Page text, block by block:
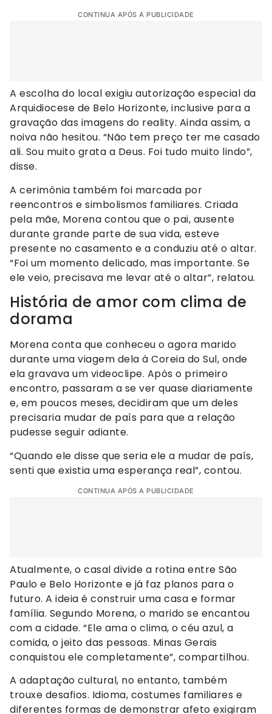
CONTINUA APÓS A PUBLICIDADE
A escolha do local exigiu autorização especial da
Arquidiocese de Belo Horizonte, inclusive para a
gravação das imagens do reality. Ainda assim, a
noiva não hesitou. “Não tem preço ter me casado
ali. Sou muito grata a Deus. Foi tudo muito lindo”,
disse.
A cerimônia também foi marcada por
reencontros e simbolismos familiares. Criada
pela mãe, Morena contou que o pai, ausente
durante grande parte de sua vida, esteve
presente no casamento e a conduziu até o altar.
“Foi um momento delicado, mas importante. Se
ele veio, precisava me levar até o altar”, relatou.
História de amor com clima de
dorama
Morena conta que conheceu o agora marido
durante uma viagem dela à Coreia do Sul, onde
ela gravava um videoclipe. Após o primeiro
encontro, passaram a se ver quase diariamente
e, em poucos meses, decidiram que um deles
precisaria mudar de país para que a relação
pudesse seguir adiante.
“Quando ele disse que seria ele a mudar de país,
senti que existia uma esperança real”, contou.
CONTINUA APÓS A PUBLICIDADE
Atualmente, o casal divide a rotina entre São
Paulo e Belo Horizonte e já faz planos para o
futuro. A ideia é construir uma casa e formar
família. Segundo Morena, o marido se encantou
com a cidade. “Ele ama o clima, o céu azul, a
comida, o jeito das pessoas. Minas Gerais
conquistou ele completamente”, compartilhou.
A adaptação cultural, no entanto, também
trouxe desafios. Idioma, costumes familiares e
diferentes formas de demonstrar afeto exigiram